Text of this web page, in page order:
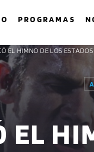
PROGRAMAS
EL HIMNO DE LOS
EL